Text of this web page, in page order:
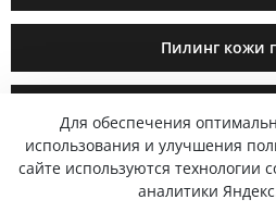
Пилинг кожи
Для обеспечения
использования и улучшения
сайте используются технологии
аналитики